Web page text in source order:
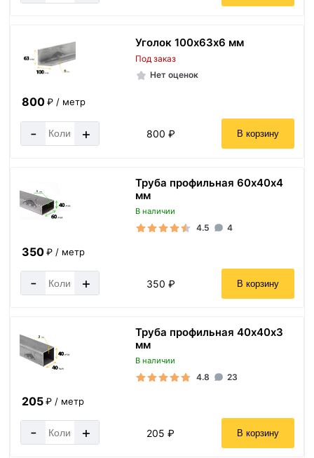
Уголок 100х63х6 мм
Под заказ
Нет оценок
800₽ / метр
- + 800 ₽ В корзину
Труба профильная 60х40х4
мм
В наличии
4.5 4
350₽ / метр
- + 350 ₽ В корзину
Труба профильная 40х40х3
мм
В наличии
4.8 23
205₽ / метр
- + 205 ₽ В корзину